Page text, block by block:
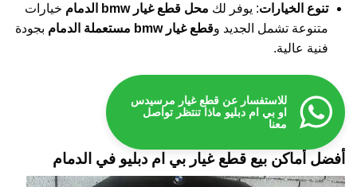
تنوع الخيارات: يوفر لك محل قطع غيار bmw الدمام
خيارات
متنوعة تشمل الجديد وقطع غيار bmw مستعملة الدمام
بجودة
فنية عالية.
للاستفسار عن قطع غيار مرسيدس
او بي ام دبليو ماذا تنتظر تواصل
معنا
أفضل أماكن بيع قطع غيار بي ام دبليو في الدمام